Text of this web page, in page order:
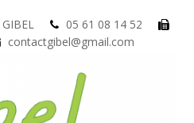
05 61 08 14 52
contactgibel@gmail.com